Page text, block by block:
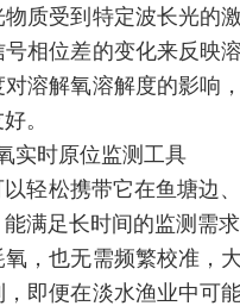
质受到特定波长光的
相位差的变化来反映
溶解氧溶解度的影响
。
轻松携带它在鱼塘边
满足长时间的监测需求
，也无需频繁校准，
即便在淡水渔业中可